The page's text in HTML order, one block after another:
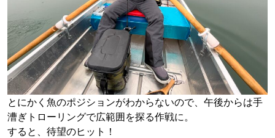
とにかく魚のポジションがわからないので、午後からは手
漕ぎトローリングで広範囲を探る作戦に。
すると、待望のヒット！